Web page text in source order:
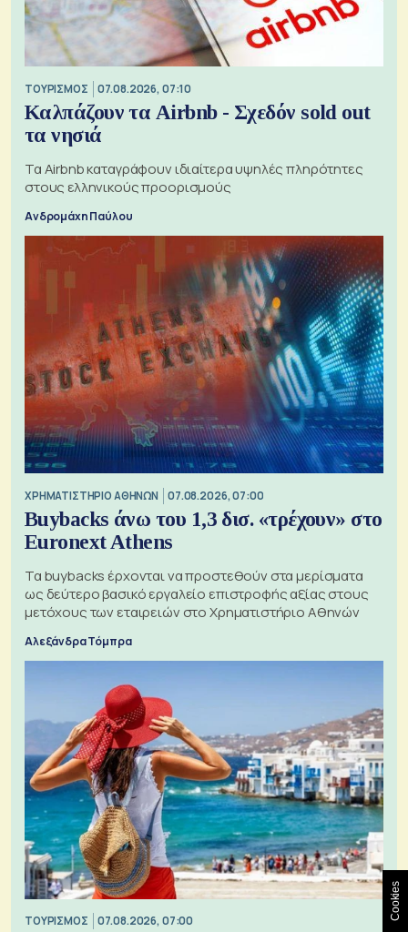
ΤΟΥΡΙΣΜΟΣ 07.08.2026, 07:10
Καλπάζουν τα Airbnb - Σχεδόν sold out
τα νησιά
Τα Airbnb καταγράφουν ιδιαίτερα υψηλές πληρότητες
στους ελληνικούς προορισμούς
Ανδρομάχη Παύλου
XΡΗΜΑΤΙΣΤΗΡΙΟ ΑΘΗΝΩΝ 07.08.2026, 07:00
Buybacks άνω του 1,3 δισ. «τρέχουν» στο
Euronext Athens
Τα buybacks έρχονται να προστεθούν στα μερίσματα
ως δεύτερο βασικό εργαλείο επιστροφής αξίας στους
μετόχους των εταιρειών στο Χρηματιστήριο Αθηνών
Αλεξάνδρα Τόμπρα
ΤΟΥΡΙΣΜΟΣ 07.08.2026, 07:00 Cookies